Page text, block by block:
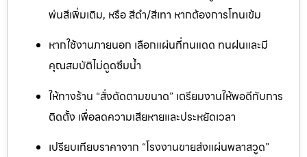
พ่นสีเพิ่มเติม, หรือ สีดำ/สีเทา หากต้องการโทนเข้ม
หากใช้งานภายนอก เลือกแผ่นที่ทนแดด ทนฝนและมี
คุณสมบัติไม่ดูดซึมน้ำ
ให้ทางร้าน “สั่งตัดตามขนาด” เตรียมงานให้พอดีกับการ
ติดตั้ง เพื่อลดความเสียหายและประหยัดเวลา
เปรียบเทียบราคาจาก “โรงงานขายส่งแผ่นพลาสวูด”